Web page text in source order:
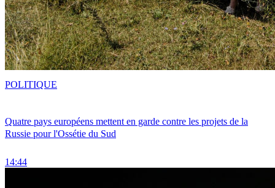
Quatre pays européens mettent en garde contre les projets de la
Russie pour l'Ossétie du Sud
14:44
POLITIQUE